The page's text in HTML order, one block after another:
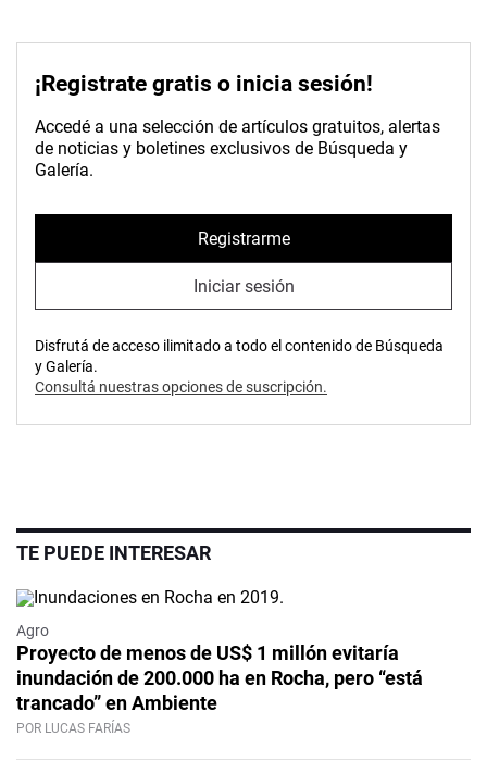
¡Registrate gratis o inicia sesión!
Accedé a una selección de artículos gratuitos, alertas
de noticias y boletines exclusivos de Búsqueda y
Galería.
Registrarme
Iniciar sesión
Disfrutá de acceso ilimitado a todo el contenido de Búsqueda
y Galería.
Consultá nuestras opciones de suscripción.
TE PUEDE INTERESAR
Agro
Proyecto de menos de US$ 1 millón evitaría
inundación de 200.000 ha en Rocha, pero “está
trancado” en Ambiente
POR LUCAS FARÍAS